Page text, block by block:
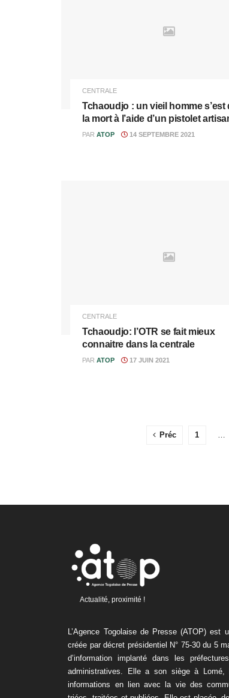
CENTRALE
Tchaoudjo : un vieil homme s’est
la mort à l’aide d’un pistolet
PAR ATOP 14 SEPTEMBRE 2021
CENTRALE
Tchaoudjo: l’OTR se fait mieux
connaitre dans la centrale
PAR ATOP 17 JUIN 2021
Préc 1 …
Actualité, proximité !
L’Agence Togolaise de Presse (ATOP)
créée par décret présidentiel N° 75-30 du 5
d’information implanté dans les
administratives. Elle a son siège à
informations en lien avec la vie des